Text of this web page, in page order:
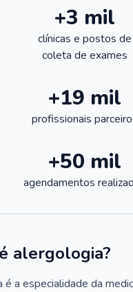
+3 mil
clínicas e postos de
coleta de exames
+19 mil
profissionais
+50 mil
agendamentos
alergologia?
a especialidade da